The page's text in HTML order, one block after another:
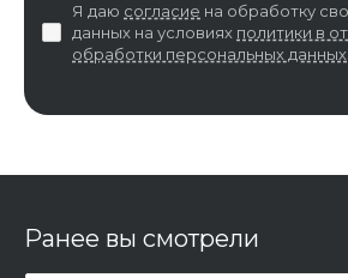
Я даю согласие на обработку
данных на условиях политики в
обработки персональных данных
Ранее вы смотрели